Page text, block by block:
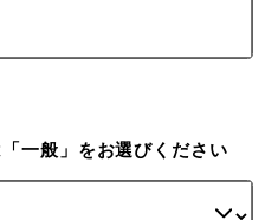
一般」をお選びください